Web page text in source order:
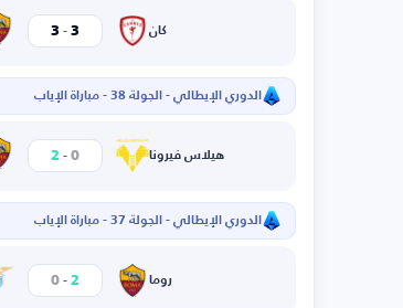
كان 3
-
3
الدوري الإيطالي - الجولة 38 - مباراة الإياب
هيلاس فيرونا 0
-
2
الدوري الإيطالي - الجولة 37 - مباراة الإياب
روما 2
-
0